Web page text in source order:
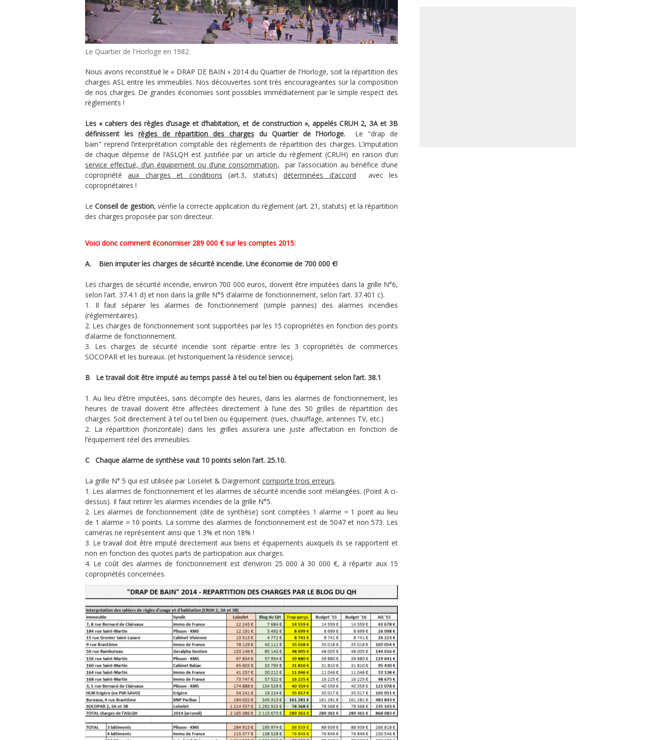
Le Quartier de l'Horloge en 1982.
Nous avons reconstitué le « DRAP DE BAIN » 2014 du Quartier de l’Horloge, soit la répartition des
charges ASL entre les immeubles. Nos découvertes sont très encourageantes sur la composition
de nos charges. De grandes économies sont possibles immédiatement par le simple respect des
règlements !
Les « cahiers des règles d’usage et d’habitation, et de construction », appelés CRUH 2, 3A et 3B
définissent les règles de répartition des charges du Quartier de l’Horloge.
Le "drap de
bain" reprend l’interprétation comptable des règlements de répartition des charges. L’imputation
de chaque dépense de l’ASLQH est justifiée par un article du règlement (CRUH) en raison d’un
service effectué, d’un équipement ou d’une consommation, par l’association au bénéfice d’une
copropriétéaux charges et conditions (art.3, statuts)déterminées d’accord avec les
copropriétaires !
LeConseil de gestion, vérifie la correcte application du règlement (art. 21, statuts) et la répartition
des charges proposée par son directeur.
Voici donc comment économiser 289 000 € sur les comptes 2015:
A. Bien imputer les charges de sécurité incendie. Une économie de 700 000 €!
Les charges de sécurité incendie, environ 700 000 euros, doivent être imputées dans la grille N°6,
selon l’art. 37.4.1 d) et non dans la grille N°5 d’alarme de fonctionnement, selon l’art. 37.401 c).
Il faut séparer les alarmes de fonctionnement (simple pannes) des alarmes incendies
(réglementaires).
Les charges de fonctionnement sont supportées par les 15 copropriétés en fonction des points
d’alarme de fonctionnement.
Les charges de sécurité incendie sont répartie entre les 3 copropriétés de commerces
SOCOPAR et les bureaux. (et historiquement la résidence service).
B Le travail doit être imputé au temps passé à tel ou tel bien ou équipement selon l’art. 38.1
Au lieu d’être imputées, sans décompte des heures, dans les alarmes de fonctionnement, les
heures de travail doivent être affectées directement à l’une des 50 grilles de répartition des
charges. Soit directement à tel ou tel bien ou équipement. (rues, chauffage, antennes TV, etc.)
La répartition (horizontale) dans les grilles assurera une juste affectation en fonction de
l’équipement réel des immeubles.
C Chaque alarme de synthèse vaut 10 points selon l’art. 25.10.
La grille N° 5 qui est utilisée par Loiselet & Daigremont comporte trois erreurs.
Les alarmes de fonctionnement et les alarmes de sécurité incendie sont mélangées. (Point A ci-
dessus). Il faut retirer les alarmes incendies de la grille N°5.
Les alarmes de fonctionnement (dite de synthèse) sont comptées 1 alarme = 1 point au lieu
de 1 alarme = 10 points. La somme des alarmes de fonctionnement est de 5047 et non 573. Les
caméras ne représentent ainsi que 1.3% et non 18% !
Le travail doit être imputé directement aux biens et équipements auxquels ils se rapportent et
non en fonction des quotes parts de participation aux charges.
Le coût des alarmes de fonctionnement est d’environ 25 000 à 30 000 €, à répartir aux 15
copropriétés concernées.